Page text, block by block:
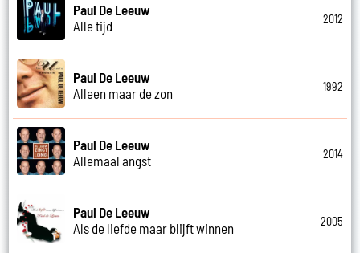
Paul De Leeuw
Alle tijd
2012
Paul De Leeuw
Alleen maar de zon
1992
Paul De Leeuw
Allemaal angst
2014
Paul De Leeuw
Als de liefde maar blijft winnen
2005